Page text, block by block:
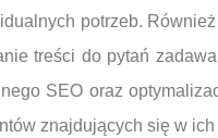
potrzeb.
treści do pytań
SEO oraz
znajdujących się w ich